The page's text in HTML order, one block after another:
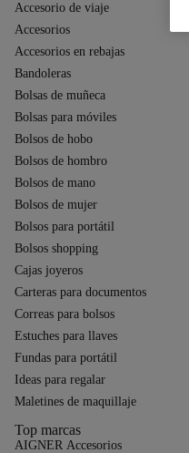
Accesorio de viaje
Accesorios
Accesorios en rebajas
Bandoleras
Bolsas de muñeca
Bolsas para móviles
Bolsos de hobo
Bolsos de hombro
Bolsos de mano
Bolsos de mujer
Bolsos para portátil
Bolsos shopping
Cajas joyeros
Carteras para documentos
Correas para bolsos
Estuches para llaves
Fundas para portátil
Ideas para regalar
Maletines de maquillaje
Top marcas
AIGNER Accesorios